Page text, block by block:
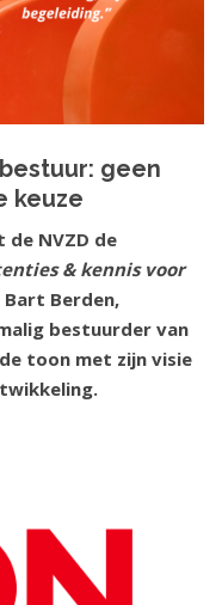
geen
keuze
NVZD de
& kennis voor
Bart Berden,
bestuurder van
toon met zijn visie